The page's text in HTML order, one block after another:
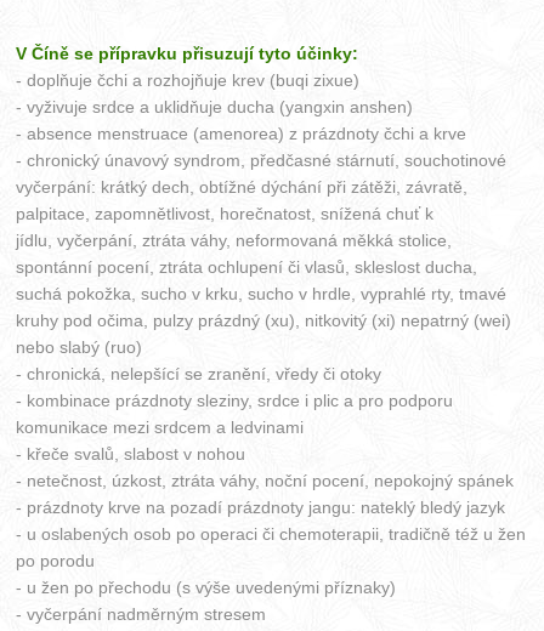
V Číně se přípravku přisuzují tyto účinky:
- doplňuje čchi a rozhojňuje krev (buqi zixue)
- vyživuje srdce a uklidňuje ducha (yangxin anshen)
- absence menstruace (amenorea) z prázdnoty čchi a krve
- chronický únavový syndrom, předčasné stárnutí, souchotinové
vyčerpání: krátký dech, obtížné dýchání při zátěži, závratě,
palpitace, zapomnětlivost, horečnatost, snížená chuť k
jídlu, vyčerpání, ztráta váhy, neformovaná měkká stolice,
spontánní pocení, ztráta ochlupení či vlasů, skleslost ducha,
suchá pokožka, sucho v krku, sucho v hrdle, vyprahlé rty, tmavé
kruhy pod očima, pulzy prázdný (xu), nitkovitý (xi) nepatrný (wei)
nebo slabý (ruo)
- chronická, nelepšící se zranění, vředy či otoky
- kombinace prázdnoty sleziny, srdce i plic a pro podporu
komunikace mezi srdcem a ledvinami
- křeče svalů, slabost v nohou
- netečnost, úzkost, ztráta váhy, noční pocení, nepokojný spánek
- prázdnoty krve na pozadí prázdnoty jangu: nateklý bledý jazyk
- u oslabených osob po operaci či chemoterapii, tradičně též u žen
po porodu
- u žen po přechodu (s výše uvedenými příznaky)
- vyčerpání nadměrným stresem